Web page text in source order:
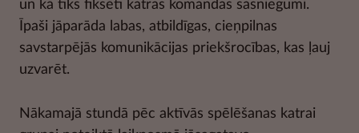
un kā tiks fiksēti katras komandas sasniegumi.
Īpaši jāparāda labas, atbildīgas, cieņpilnas
savstarpējās komunikācijas priekšrocības, kas ļauj
uzvarēt.
Nākamajā stundā pēc aktīvās spēlēšanas katrai